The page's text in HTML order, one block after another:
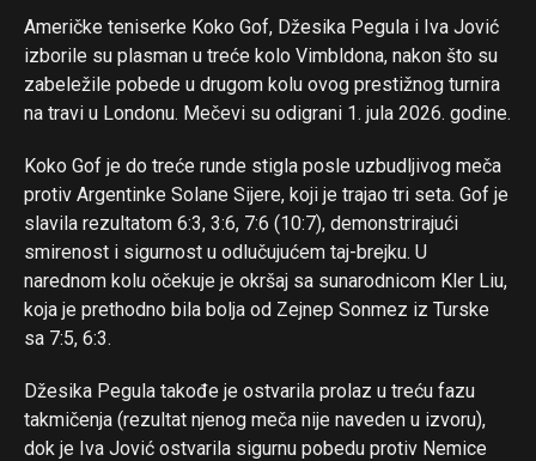
Američke teniserke Koko Gof, Džesika Pegula i Iva Jović
izborile su plasman u treće kolo Vimbldona, nakon što su
zabeležile pobede u drugom kolu ovog prestižnog turnira
na travi u Londonu. Mečevi su odigrani 1. jula 2026. godine.
Koko Gof je do treće runde stigla posle uzbudljivog meča
protiv Argentinke Solane Sijere, koji je trajao tri seta. Gof je
slavila rezultatom 6:3, 3:6, 7:6 (10:7), demonstrirajući
smirenost i sigurnost u odlučujućem taj-brejku. U
narednom kolu očekuje je okršaj sa sunarodnicom Kler Liu,
koja je prethodno bila bolja od Zejnep Sonmez iz Turske
sa 7:5, 6:3.
Džesika Pegula takođe je ostvarila prolaz u treću fazu
takmičenja (rezultat njenog meča nije naveden u izvoru),
dok je Iva Jović ostvarila sigurnu pobedu protiv Nemice
Pinterest
Whatsapp
Email